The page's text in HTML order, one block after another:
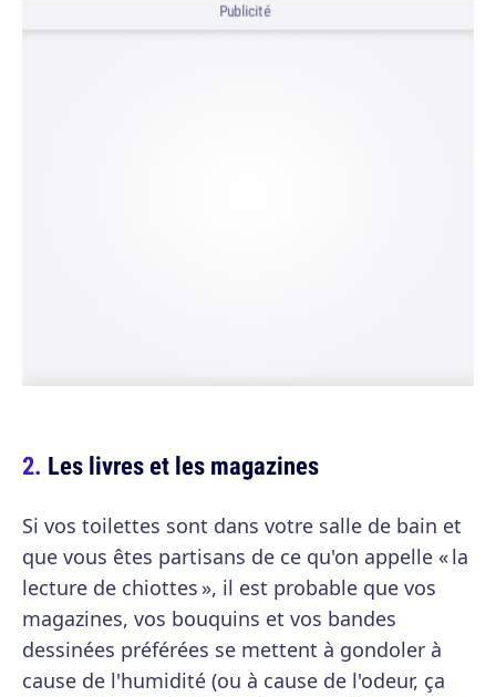
Publicité
Les livres et les magazines
Si vos toilettes sont dans votre salle de bain et
que vous êtes partisans de ce qu'on appelle « la
lecture de chiottes », il est probable que vos
magazines, vos bouquins et vos bandes
dessinées préférées se mettent à gondoler à
cause de l'humidité (ou à cause de l'odeur, ça